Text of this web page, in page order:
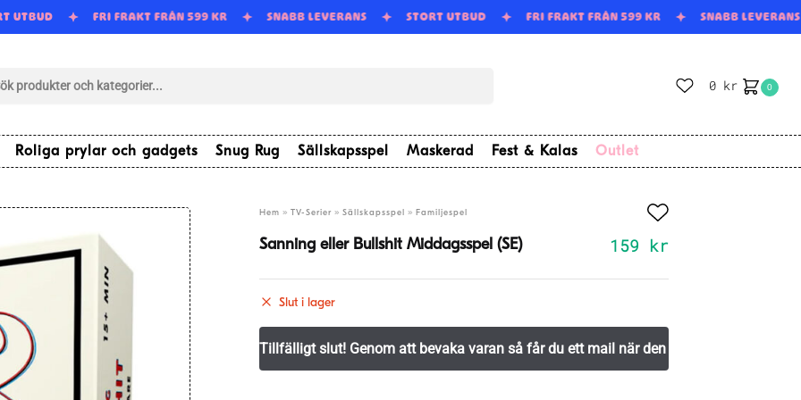
UTBUD FRI FRAKT FRÅN 599 KR SNABB LEVERANS STORT UTBUD FRI FRAKT FRÅN 599 KR SNABB
0 kr 0
Roliga prylar och gadgets Snug Rug Sällskapsspel Maskerad Fest & Kalas Outlet
Hem »TV-Serier »Sällskapsspel »Familjespel
Sanning eller Bullshit Middagsspel (SE) 159 kr
Slut i lager